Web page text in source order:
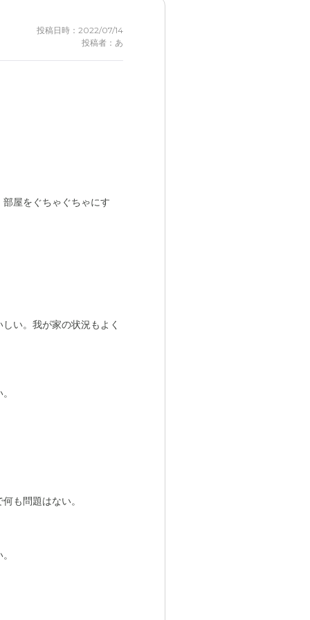
投稿日時：2022/07/14
投稿者：あ
屋をぐちゃぐちゃにす
い。我が家の状況もよく
も問題はない。